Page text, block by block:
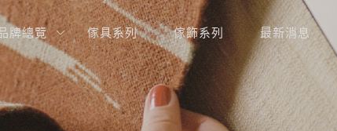
牌總覽 傢具系列 傢飾系列 最新消息